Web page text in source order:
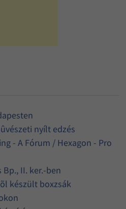
nyílt edzés
- A Fórum / Hexagon - Pro
II. ker.-ben
készült boxzsák